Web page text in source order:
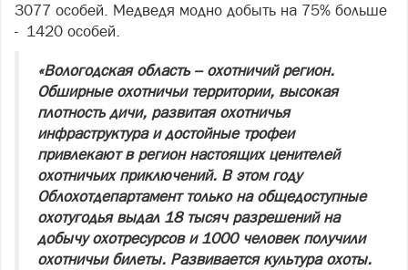
3077 особей. Медведя модно добыть на 75% больше
- 1420 особей.
«Вологодская область – охотничий регион.
Обширные охотничьи территории, высокая
плотность дичи, развитая охотничья
инфраструктура и достойные трофеи
привлекают в регион настоящих ценителей
охотничьих приключений. В этом году
Облохотдепартамент только на общедоступные
охотугодья выдал 18 тысяч разрешений на
добычу охотресурсов и 1000 человек получили
охотничьи билеты. Развивается культура охоты.